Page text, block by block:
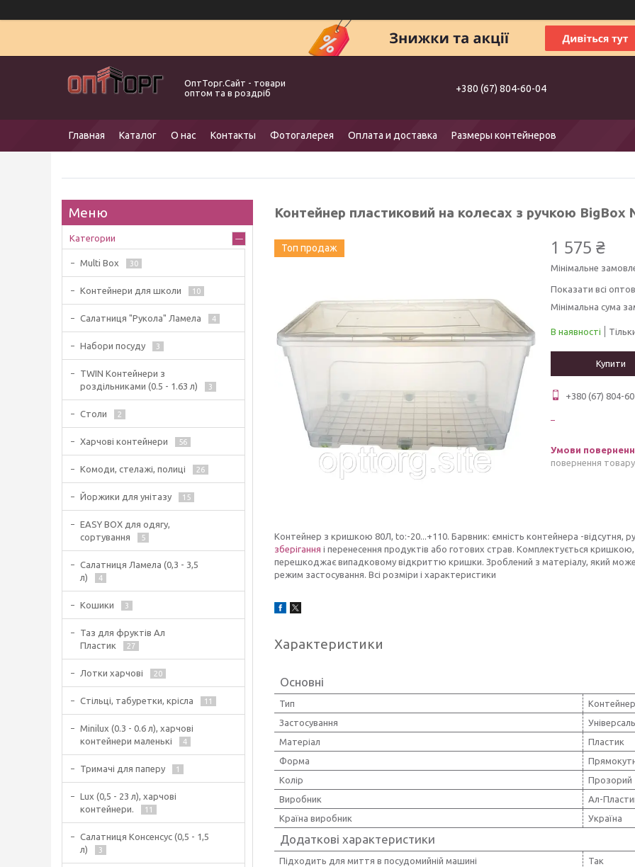
ОптТорг.Сайт - товари
оптом та в роздріб
+380 (67) 804-60-04
Главная Каталог О нас Контакты Фотогалерея Оплата и доставка Размеры контейнеров
Контейнер пластиковий на колесах з ручкою
Топ продаж 1 575 ₴
Мінімальне
Показати всі
Мінімальна сума
В наявності
Купити
+380 (67) 804-
повернення
Контейнер з кришкою 80Л, to:-20...+110. Барвник: ємність контейнера -відсутня,
зберігання і перенесення продуктів або готових страв. Комплектується
перешкоджає випадковому відкриттю кришки. Зроблений з матеріалу, який
режим застосування. Всі розміри і характеристики
Характеристики
Основні
Тип
Застосування
Матеріал
Пластик
Форма
Колір
Прозорий
Виробник
Ал-
Країна виробник
Україна
Додаткові характеристики
Підходить для миття в посудомийній машині
Так
Категории
Multi Box 30
Контейнери для школи 10
Салатниця "Рукола" Ламела 4
Набори посуду 3
TWIN Контейнери з
роздільниками (0.5 - 1.63 л)
3
Столи 2
Харчові контейнери 56
Комоди, стелажі, полиці 26
Йоржики для унітазу 15
EASY BOX для одягу,
сортування
5
Салатниця Ламела (0,3 - 3,5
л)
4
Кошики 3
Таз для фруктів Ал
Пластик
27
Лотки харчові 20
Стільці, табуретки, крісла 11
Minilux (0.3 - 0.6 л), харчові
контейнери маленькі
4
Тримачі для паперу 1
Lux (0,5 - 23 л), харчові
контейнери.
11
Салатниця Консенсус (0,5 - 1,5
л)
3